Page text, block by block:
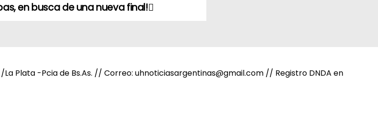
en busca de una nueva final!
Plata -Pcia de Bs.As. // Correo: uhnoticiasargentinas@gmail.com // Registro DNDA en